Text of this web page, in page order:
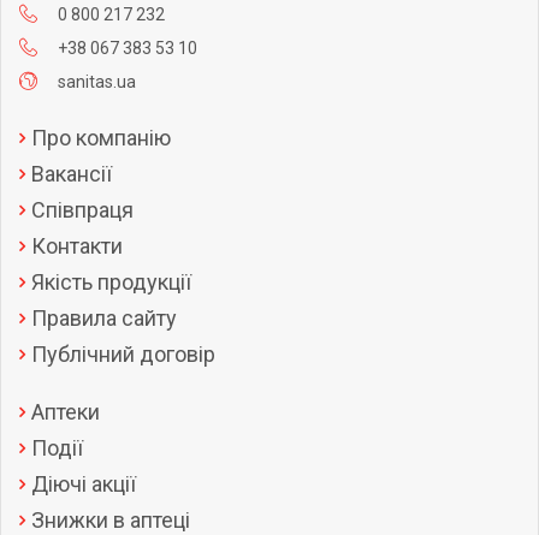
0 800 217 232
+38 067 383 53 10
sanitas.ua
Про компанію
Вакансії
Співпраця
Контакти
Якість продукції
Правила сайту
Публічний договір
Аптеки
Події
Діючі акції
Знижки в аптеці